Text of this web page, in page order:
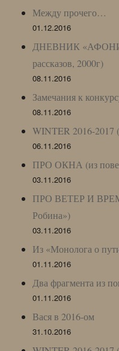
Между прочего…
01.12.2016
ДНЕВНИК «АФОНИ»
рассказов, 2000г)
08.11.2016
Замечания к
08.11.2016
WINTER 2016-2017
06.11.2016
ПРО ОКНА (из
03.11.2016
ПРО ВЕТЕР И
Робина»)
03.11.2016
Из «Монолога о
01.11.2016
Два фрагмента из
01.11.2016
Вася в 2016-ом
31.10.2016